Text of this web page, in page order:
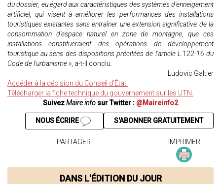
du dossier, eu égard aux caractéristiques des systèmes d'enneigement
artificiel, qui visent à améliorer les performances des installations
touristiques existantes sans entraîner une extension significative de la
consommation d'espace naturel en zone de montagne, que ces
installations constitueraient des opérations de développement
touristique au sens des dispositions précitées de l'article L.122-16 du
Code de l'urbanisme », a-t-il conclu.
Ludovic Galtier
Accéder à la décision du Conseil d’État.
Télécharger la fiche technique du gouvernement sur les UTN.
SuivezMaire info sur Twitter : @Maireinfo2
S'ABONNER GRATUITEMENT
NOUS ÉCRIRE
PARTAGER IMPRIMER
DANS L'ÉDITION DU JOUR